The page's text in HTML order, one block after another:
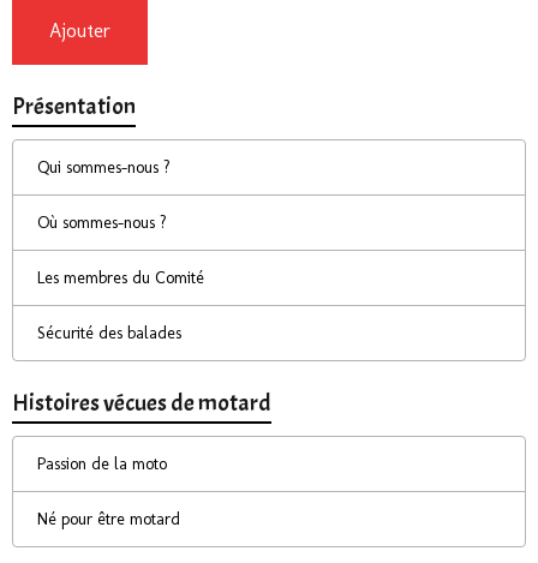
Ajouter
Présentation
Qui sommes-nous ?
Où sommes-nous ?
Les membres du Comité
Sécurité des balades
Histoires vécues de motard
Passion de la moto
Né pour être motard